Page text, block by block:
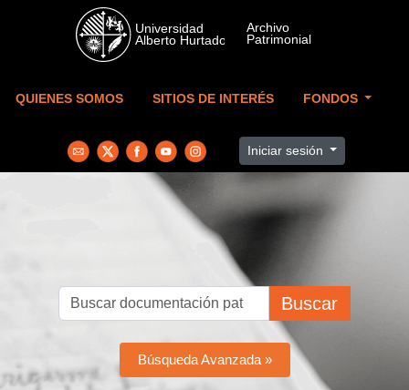
Skip to main content
QUIENES SOMOS SITIOS DE INTERÉS FONDOS
Iniciar sesión
Buscar
Búsqueda Avanzada »